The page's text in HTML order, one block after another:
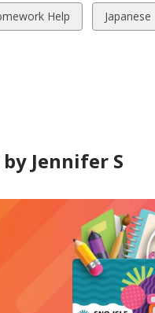
Help
View
all
Japanese
Jennifer S